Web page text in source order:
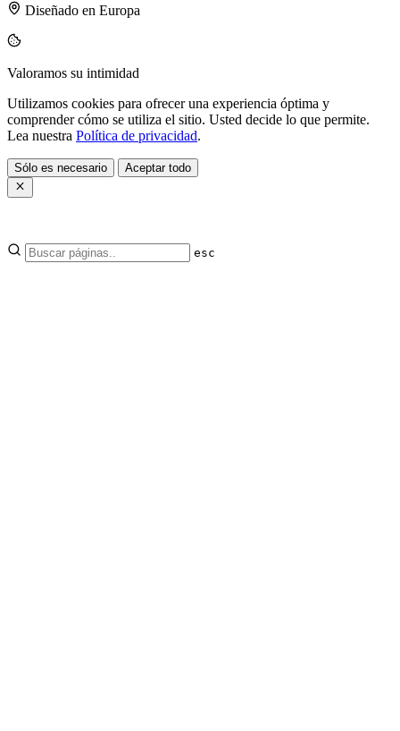
Diseñado en Europa
Valoramos su intimidad
Utilizamos cookies para ofrecer una experiencia óptima y
comprender cómo se utiliza el sitio. Usted decide lo que permite.
Lea nuestra Política de privacidad.
Sólo es necesario Aceptar todo
esc